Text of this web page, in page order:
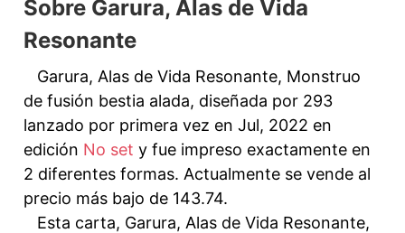
Sobre Garura, Alas de Vida
Resonante
Garura, Alas de Vida Resonante, Monstruo
de fusión bestia alada, diseñada por 293
lanzado por primera vez en Jul, 2022 en
edición No set y fue impreso exactamente en
2 diferentes formas. Actualmente se vende al
precio más bajo de 143.74.
Esta carta, Garura, Alas de Vida Resonante,